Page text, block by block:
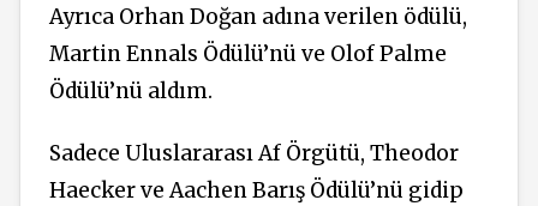
Ayrıca Orhan Doğan adına verilen ödülü,
Martin Ennals Ödülü’nü ve Olof Palme
Ödülü’nü aldım.
Sadece Uluslararası Af Örgütü, Theodor
Haecker ve Aachen Barış Ödülü’nü gidip